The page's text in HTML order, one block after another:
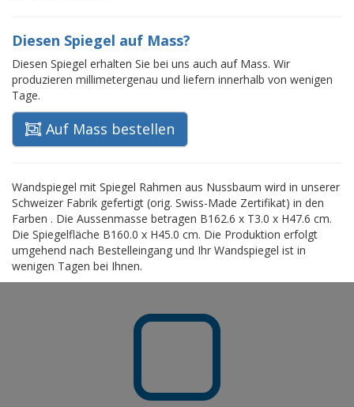
Diesen Spiegel auf Mass?
Diesen Spiegel erhalten Sie bei uns auch auf Mass. Wir
produzieren millimetergenau und liefern innerhalb von wenigen
Tage.
Auf Mass bestellen
Wandspiegel mit Spiegel Rahmen aus Nussbaum wird in unserer
Schweizer Fabrik gefertigt (orig. Swiss-Made Zertifikat) in den
Farben . Die Aussenmasse betragen B162.6 x T3.0 x H47.6 cm.
Die Spiegelfläche B160.0 x H45.0 cm. Die Produktion erfolgt
umgehend nach Bestelleingang und Ihr Wandspiegel ist in
wenigen Tagen bei Ihnen.